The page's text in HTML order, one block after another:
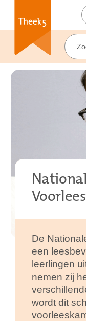
De
een
leerlingen
nemen zij
wordt dit